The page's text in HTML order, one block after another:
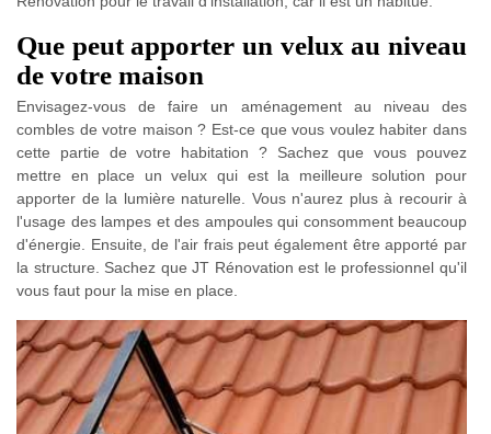
Que peut apporter un velux au niveau
de votre maison
Envisagez-vous de faire un aménagement au niveau des
combles de votre maison ? Est-ce que vous voulez habiter dans
cette partie de votre habitation ? Sachez que vous pouvez
mettre en place un velux qui est la meilleure solution pour
apporter de la lumière naturelle. Vous n'aurez plus à recourir à
l'usage des lampes et des ampoules qui consomment beaucoup
d'énergie. Ensuite, de l'air frais peut également être apporté par
la structure. Sachez que JT Rénovation est le professionnel qu'il
vous faut pour la mise en place.